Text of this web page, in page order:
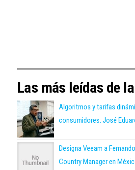
Las más leídas de
Algoritmos y tarifas
consumidores: José
Designa Veeam a
Country Manager en